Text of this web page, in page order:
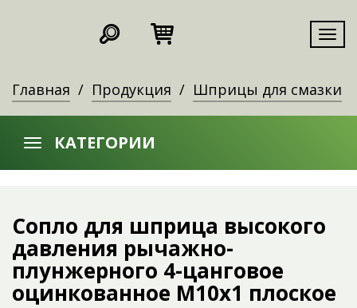
Главная Продукция Шприцы для смазки
КАТЕГОРИИ
Сопло для шприца высокого
давления рычажно-
плунжерного 4-цанговое
оцинкованное М10x1 плоское